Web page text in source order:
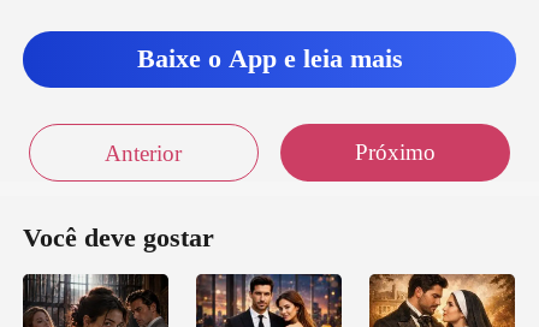
Baixe o App e leia mais
Anterior Próximo
Você deve gostar